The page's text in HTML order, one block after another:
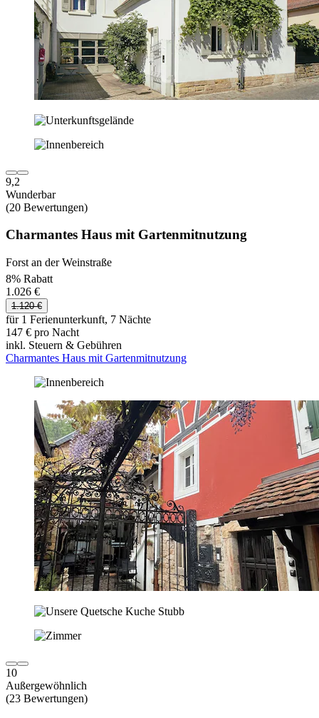
9,2
Wunderbar
(20 Bewertungen)
Charmantes Haus mit Gartenmitnutzung
Forst an der Weinstraße
8% Rabatt
1.026 €
1.120 €
für 1 Ferienunterkunft, 7 Nächte
147 € pro Nacht
inkl. Steuern & Gebühren
Charmantes Haus mit Gartenmitnutzung
10
Außergewöhnlich
(23 Bewertungen)